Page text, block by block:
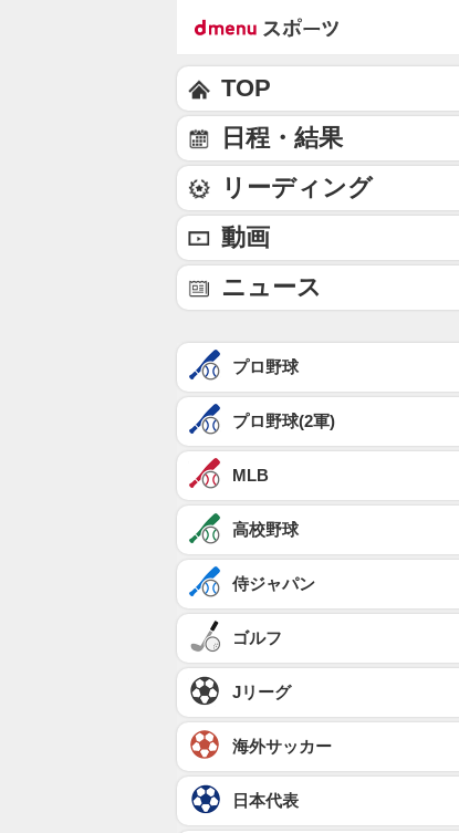
TOP
日程・結果
リーディング
動画
ニュース
プロ野球
プロ野球(2軍)
MLB
高校野球
侍ジャパン
ゴルフ
Jリーグ
海外サッカー
日本代表